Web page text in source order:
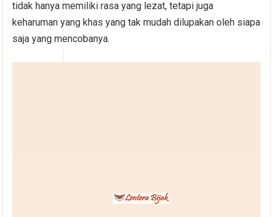
tidak hanya memiliki rasa yang lezat, tetapi juga
keharuman yang khas yang tak mudah dilupakan oleh siapa
saja yang mencobanya.